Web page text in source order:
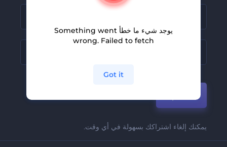
يمكنك إلغاء اشتراكك بسهولة في أي وقت.
يوجد شيء ما خطأ Something went
wrong. Failed to fetch
Got it